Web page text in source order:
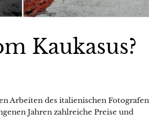
Kaukasus?
Arbeiten des italienischen Fotografen
Jahren zahlreiche Preise und